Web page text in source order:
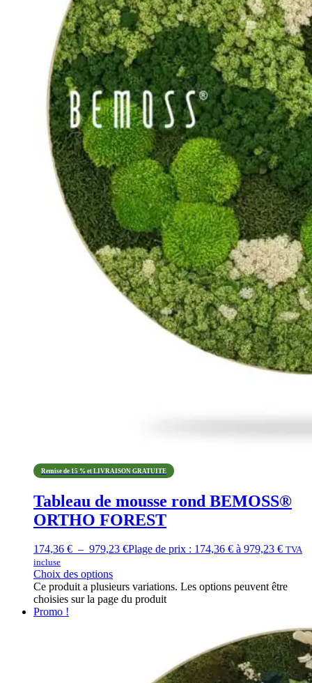
Remise de 15 % et LIVRAISON GRATUITE
Tableau de mousse rond BEMOSS®
ORTHO FOREST
174,36 € – 979,23 €Plage de prix : 174,36 € à 979,23 € TVA
incluse
Choix des options
Ce produit a plusieurs variations. Les options peuvent être
choisies sur la page du produit
Promo !